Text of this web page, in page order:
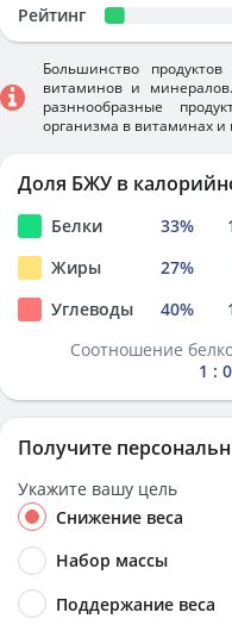
Рейтинг
Большинство
витаминов и
разннообразные
организма в витаминах и
Доля БЖУ в
Белки 33%
Жиры
27%
Углеводы
40%
Соотношение
1 :
Получите
Укажите вашу цель
Снижение веса
Набор массы
Поддержание веса